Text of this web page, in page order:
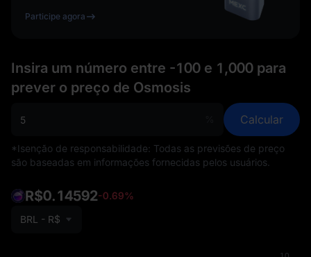
Participe agora
Insira um número entre -100 e 1,000 para
prever o preço de Osmosis
Calcular
*Isenção de responsabilidade: Todas as previsões de preço
são baseadas em informações fornecidas pelos usuários.
R$0.14592-0.69%
BRL - R$